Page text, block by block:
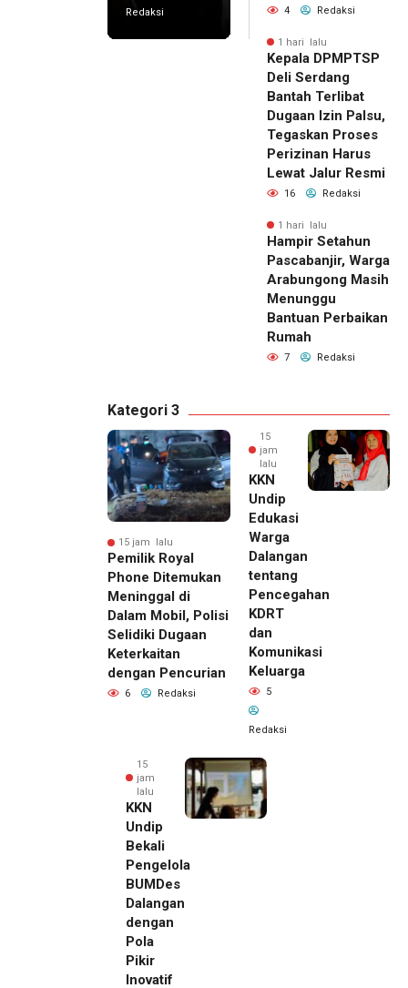
Redaksi
4 Redaksi
1 hari lalu
Kepala DPMPTSP
Deli Serdang
Bantah Terlibat
Dugaan Izin Palsu,
Tegaskan Proses
Perizinan Harus
Lewat Jalur Resmi
16 Redaksi
1 hari lalu
Hampir Setahun
Pascabanjir, Warga
Arabungong Masih
Menunggu
Bantuan Perbaikan
Rumah
7 Redaksi
Kategori 3
15 jam lalu
Pemilik Royal
Phone Ditemukan
Meninggal di
Dalam Mobil, Polisi
Selidiki Dugaan
Keterkaitan
dengan Pencurian
6 Redaksi
15
jam
lalu
KKN
Undip
Edukasi
Warga
Dalangan
tentang
Pencegahan
KDRT
dan
Komunikasi
Keluarga
5
Redaksi
15
jam
lalu
KKN
Undip
Bekali
Pengelola
BUMDes
Dalangan
dengan
Pola
Pikir
Inovatif